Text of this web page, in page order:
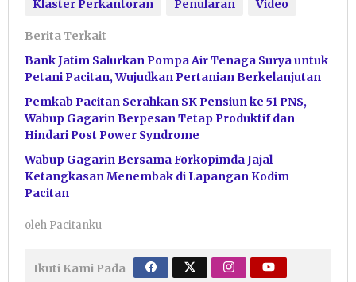
Klaster Perkantoran
Penularan Video
Berita Terkait
Bank Jatim Salurkan Pompa Air Tenaga Surya untuk
Petani Pacitan, Wujudkan Pertanian Berkelanjutan
Pemkab Pacitan Serahkan SK Pensiun ke 51 PNS,
Wabup Gagarin Berpesan Tetap Produktif dan
Hindari Post Power Syndrome
Wabup Gagarin Bersama Forkopimda Jajal
Ketangkasan Menembak di Lapangan Kodim
Pacitan
oleh Pacitanku
Ikuti Kami Pada